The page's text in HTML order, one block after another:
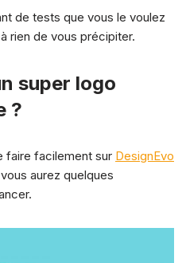
de tests que vous le voulez
rien de vous précipiter.
super logo
?
faire facilement sur DesignEvo
aurez quelques